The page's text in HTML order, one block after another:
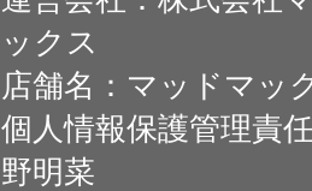
ックス
店舗名：マッドマッ
個人情報保護管理責
野明菜